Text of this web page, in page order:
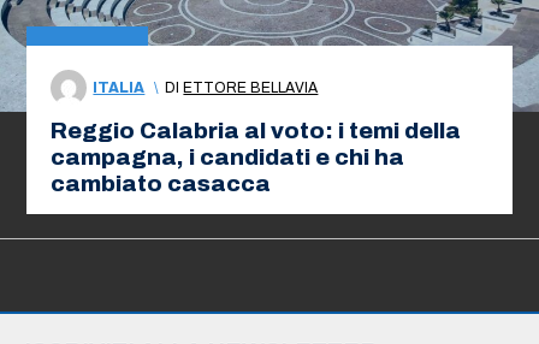
ITALIA \ DI ETTORE BELLAVIA
Reggio Calabria al voto: i temi della
campagna, i candidati e chi ha
cambiato casacca